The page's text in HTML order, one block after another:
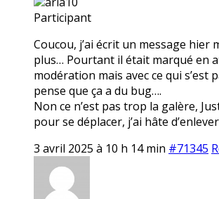
Participant
Coucou, j’ai écrit un message hier
plus… Pourtant il était marqué en
modération mais avec ce qui s’est
pense que ça a du bug….
Non ce n’est pas trop la galère,
pour se déplacer, j’ai hâte
3 avril 2025 à 10 h 14 min #71345